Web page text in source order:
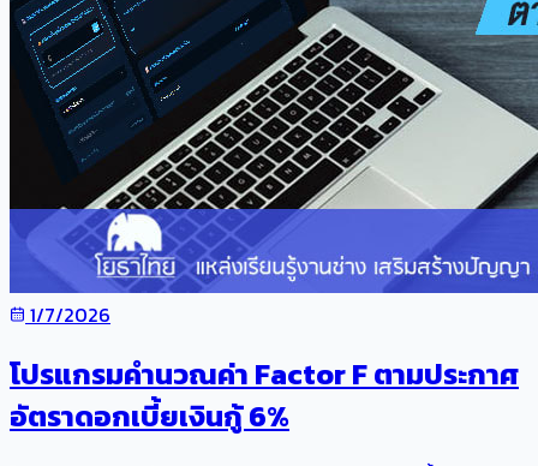
1/7/2026
โปรแกรมคำนวณค่า Factor F ตามประกาศ
อัตราดอกเบี้ยเงินกู้ 6%